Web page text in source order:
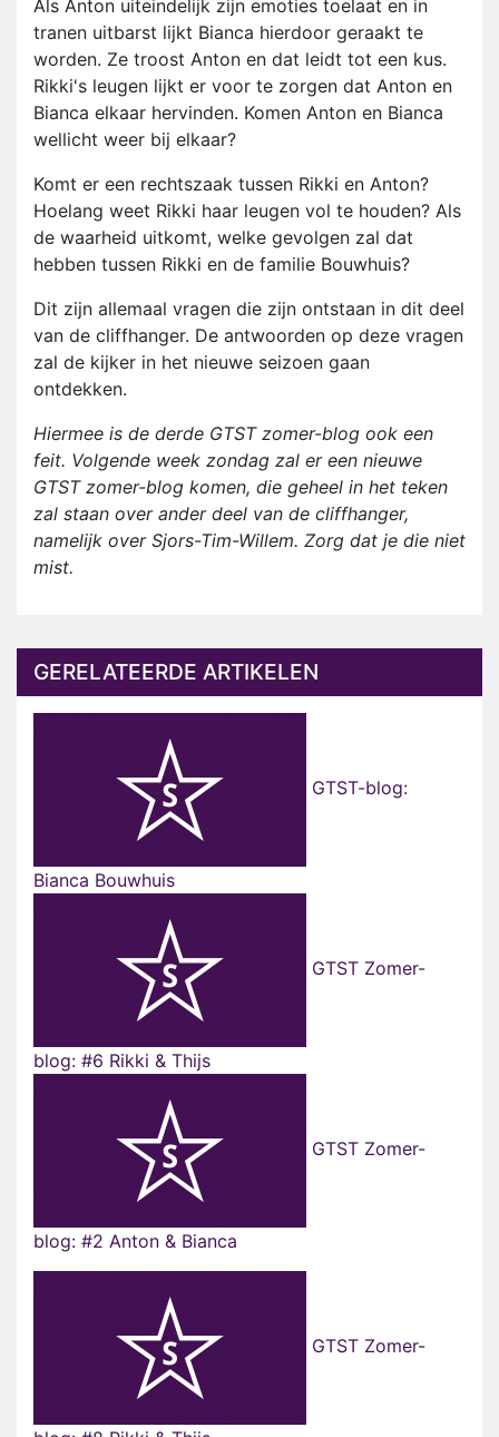
Als Anton uiteindelijk zijn emoties toelaat en in
tranen uitbarst lijkt Bianca hierdoor geraakt te
worden. Ze troost Anton en dat leidt tot een kus.
Rikki's leugen lijkt er voor te zorgen dat Anton en
Bianca elkaar hervinden. Komen Anton en Bianca
wellicht weer bij elkaar?
Komt er een rechtszaak tussen Rikki en Anton?
Hoelang weet Rikki haar leugen vol te houden? Als
de waarheid uitkomt, welke gevolgen zal dat
hebben tussen Rikki en de familie Bouwhuis?
Dit zijn allemaal vragen die zijn ontstaan in dit deel
van de cliffhanger. De antwoorden op deze vragen
zal de kijker in het nieuwe seizoen gaan
ontdekken.
Hiermee is de derde GTST zomer-blog ook een
feit. Volgende week zondag zal er een nieuwe
GTST zomer-blog komen, die geheel in het teken
zal staan over ander deel van de cliffhanger,
namelijk over Sjors-Tim-Willem. Zorg dat je die niet
mist.
GERELATEERDE ARTIKELEN
GTST-blog:
Bianca Bouwhuis
GTST Zomer-
blog: #6 Rikki & Thijs
GTST Zomer-
blog: #2 Anton & Bianca
GTST Zomer-